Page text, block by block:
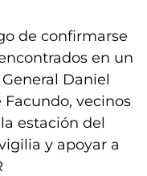
de confirmarse
en un
Daniel
vecinos
estación del
y apoyar a